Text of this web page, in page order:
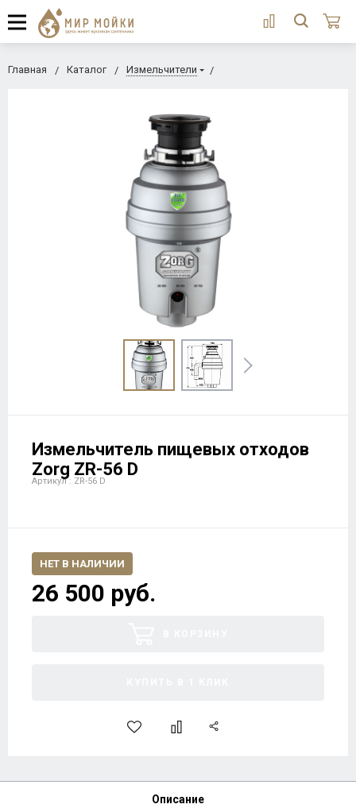
Главная Каталог Измельчители
Измельчитель пищевых отходов
Zorg ZR-56 D
Артикул : ZR-56 D
НЕТ В НАЛИЧИИ
26 500 руб.
Описание